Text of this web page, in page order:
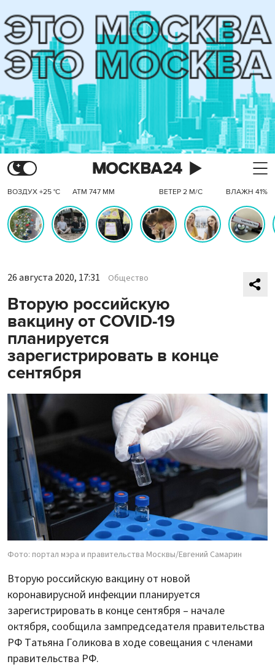
ВОЗДУХ +25 °C АТМ 747 ММ ВЕТЕР 2 М/С ВЛАЖН 41%
26 августа 2020, 17:31 Общество
Вторую российскую
вакцину от COVID-19
планируется
зарегистрировать в конце
сентября
Фото: портал мэра и правительства Москвы/Евгений Самарин
Вторую российскую вакцину от новой
коронавирусной инфекции планируется
зарегистрировать в конце сентября – начале
октября, сообщила зампредседателя правительства
РФ Татьяна Голикова в ходе совещания с членами
правительства РФ.